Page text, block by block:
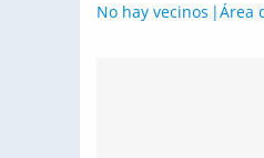
No hay vecinos Área